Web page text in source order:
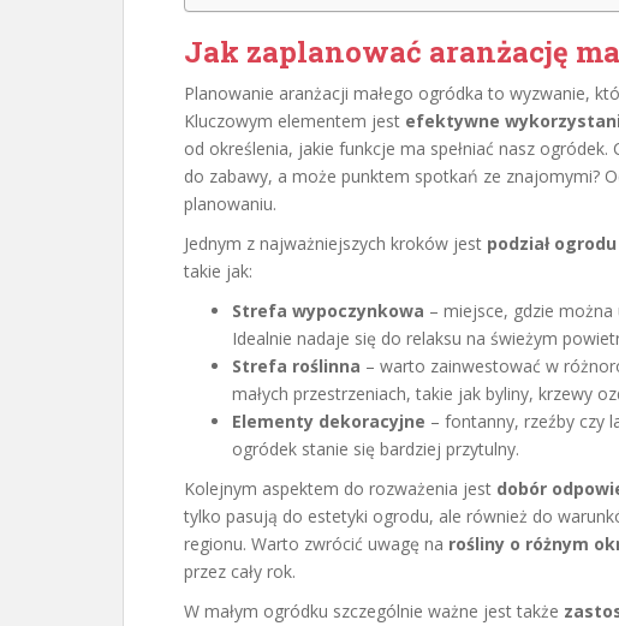
Jak zaplanować aranżację
Planowanie aranżacji małego ogródka to wyzwanie,
Kluczowym elementem jest efektywne
od określenia, jakie funkcje ma spełniać nasz
do zabawy, a może punktem spotkań ze znajomymi?
planowaniu.
Jednym z najważniejszych kroków jest podział
takie jak:
Strefa wypoczynkowa – miejsce, gdzie
Idealnie nadaje się do relaksu na świeżym
Strefa roślinna – warto zainwestować w
małych przestrzeniach, takie jak byliny, krzewy
Elementy dekoracyjne – fontanny, rzeźby czy
ogródek stanie się bardziej przytulny.
Kolejnym aspektem do rozważenia jest dobór
tylko pasują do estetyki ogrodu, ale również do
regionu. Warto zwrócić uwagę na rośliny o różnym
przez cały rok.
W małym ogródku szczególnie ważne jest także